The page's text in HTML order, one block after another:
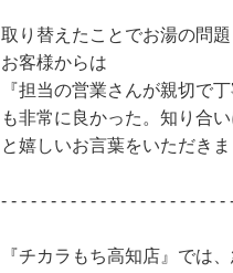
取り替えたことでお湯の問題
お客様からは
『担当の営業さんが親切で
も非常に良かった。知り合
と嬉しいお言葉をいただきま
- - - - - - - - - - - - - - - - - - - - - - -
『チカラもち高知店』では